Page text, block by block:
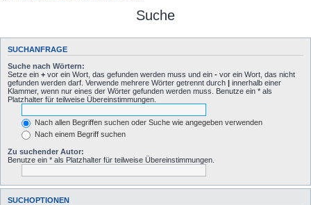
Suche
SUCHANFRAGE
Suche nach Wörtern:
Setze ein + vor ein Wort, das gefunden werden muss und ein - vor ein Wort, das nicht
gefunden werden darf. Verwende mehrere Wörter getrennt durch
innerhalb einer
Klammer, wenn nur eines der Wörter gefunden werden muss. Benutze ein * als
Platzhalter für teilweise Übereinstimmungen.
Nach allen Begriffen suchen oder Suche wie angegeben verwenden
Nach einem Begriff suchen
Zu suchender Autor:
Benutze ein * als Platzhalter für teilweise Übereinstimmungen.
SUCHOPTIONEN